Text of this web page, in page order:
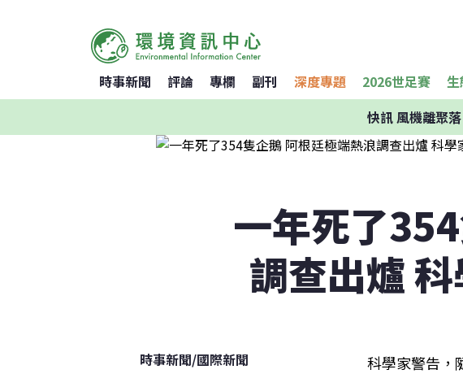
時事新聞 評論 專欄 副刊 深度專題 2026世足賽 生
快訊風機離聚
一年死了
調查出爐
時事新聞/國際新聞
科學家警告，